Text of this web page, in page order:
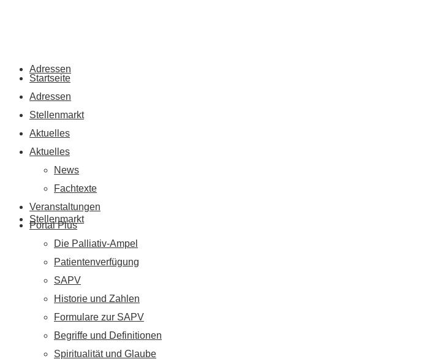
Adressen
Stellenmarkt
Startseite
Adressen
Stellenmarkt
Aktuelles
Aktuelles
News
Fachtexte
Veranstaltungen
Portal Plus
Die Palliativ-Ampel
Patientenverfügung
SAPV
Historie und Zahlen
Formulare zur SAPV
Begriffe und Definitionen
Spiritualität und Glaube